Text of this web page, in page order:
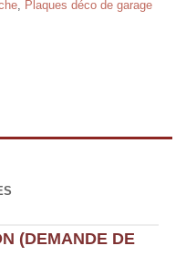
, Plaques déco de garage
(DEMANDE DE